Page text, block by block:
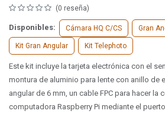
(0 reseña)
Disponibles: Cámara HQ C/CS Gran
Kit Gran Angular Kit Telephoto
Este kit incluye la tarjeta electrónica con el
montura de aluminio para lente con anillo de
angular de 6 mm, un cable FPC para hacer la
computadora Raspberry Pi mediante el